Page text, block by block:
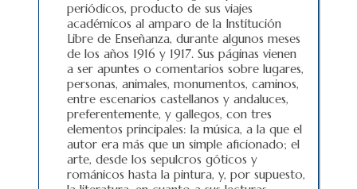
periódicos, producto de sus viajes
académicos al amparo de la Institución
Libre de Enseñanza, durante algunos meses
de los años 1916 y 1917. Sus páginas vienen
a ser apuntes o comentarios sobre lugares,
personas, animales, monumentos, caminos,
entre escenarios castellanos y andaluces,
preferentemente, y gallegos, con tres
elementos principales: la música, a la que el
autor era más que un simple aficionado; el
arte, desde los sepulcros góticos y
románicos hasta la pintura, y, por supuesto,